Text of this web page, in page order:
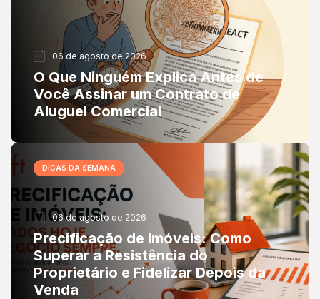
06 de agosto de 2026
O Que Ninguém Explica Antes de
Você Assinar um Contrato de
Aluguel Comercial
DICAS DA SEMANA
06 de agosto de 2026
Precificação de Imóveis: Como
Superar a Resistência do
Proprietário e Fidelizar Depois da
Venda